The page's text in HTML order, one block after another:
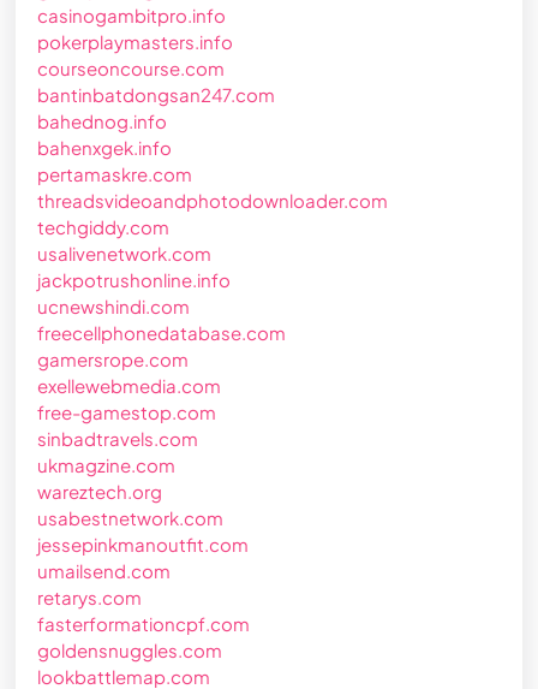
casinogambitpro.info
pokerplaymasters.info
courseoncourse.com
bantinbatdongsan247.com
bahednog.info
bahenxgek.info
pertamaskre.com
threadsvideoandphotodownloader.com
techgiddy.com
usalivenetwork.com
jackpotrushonline.info
ucnewshindi.com
freecellphonedatabase.com
gamersrope.com
exellewebmedia.com
free-gamestop.com
sinbadtravels.com
ukmagzine.com
wareztech.org
usabestnetwork.com
jessepinkmanoutfit.com
umailsend.com
retarys.com
fasterformationcpf.com
goldensnuggles.com
lookbattlemap.com